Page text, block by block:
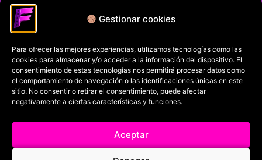
Gestionar cookies
Para ofrecer las mejores experiencias, utilizamos tecnologías como las
cookies para almacenar y/o acceder a la información del dispositivo. El
consentimiento de estas tecnologías nos permitirá procesar datos como
el comportamiento de navegación o las identificaciones únicas en este
sitio. No consentir o retirar el consentimiento, puede afectar
negativamente a ciertas características y funciones.
Aceptar
Cinema Paradiso
02/08/2026, 13:37
Política de privacidad
Términos y condiciones
Política de cookies
Filmaniak (2026)